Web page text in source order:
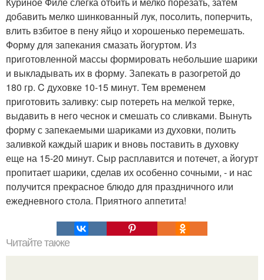
добавить мелко шинкованный лук, посолить, поперчить,
влить взбитое в пену яйцо и хорошенько перемешать.
Форму для запекания смазать йогуртом. Из
приготовленной массы формировать небольшие шарики
и выкладывать их в форму. Запекать в разогретой до
180 гр. C духовке 10-15 минут. Тем временем
приготовить заливку: сыр потереть на мелкой терке,
выдавить в него чеснок и смешать со сливками. Вынуть
форму с запекаемыми шариками из духовки, полить
заливкой каждый шарик и вновь поставить в духовку
еще на 15-20 минут. Сыр расплавится и потечет, а йогурт
пропитает шарики, сделав их особенно сочными, - и нас
получится прекрасное блюдо для праздничного или
ежедневного стола. Приятного аппетита!
Читайте также